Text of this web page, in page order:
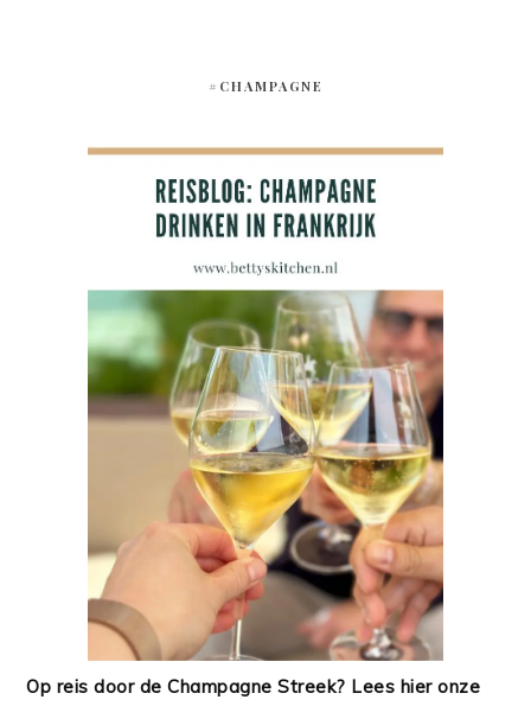
#CHAMPAGNE
Op reis door de Champagne Streek? Lees hier onze